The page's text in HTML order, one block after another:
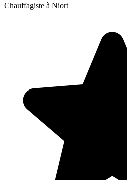
Chauffagiste à Niort